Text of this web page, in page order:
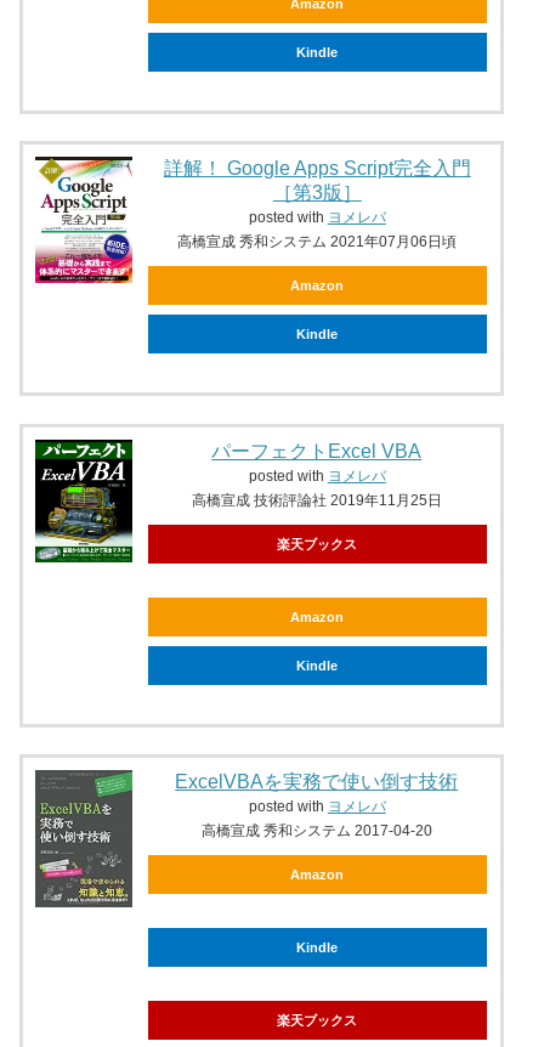
Amazon
Kindle
詳解！ Google Apps Script完全入門
［第3版］
posted with ヨメレバ
高橋宣成 秀和システム 2021年07月06日頃
Amazon
Kindle
パーフェクトExcel VBA
posted with ヨメレバ
高橋宣成 技術評論社 2019年11月25日
楽天ブックス
Amazon
Kindle
ExcelVBAを実務で使い倒す技術
posted with ヨメレバ
高橋宣成 秀和システム 2017-04-20
Amazon
Kindle
楽天ブックス